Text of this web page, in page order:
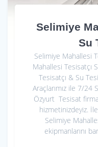
Selimiye
Su
Selimiye Mahallesi
Mahallesi Tesisatçı
Tesisatçı & Su
Araçlarımız ile 7/24
Özyurt Tesisat
hizmetinizdeyiz.
Selimiye
ekipmanlarını